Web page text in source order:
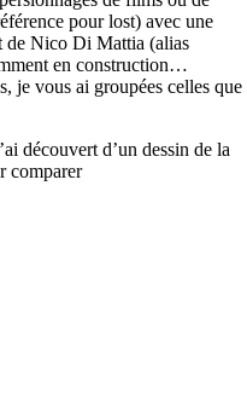
pour lost) avec une
de Nico Di Mattia (alias
en construction…
je vous ai groupées celles que
découvert d’un dessin de la
comparer